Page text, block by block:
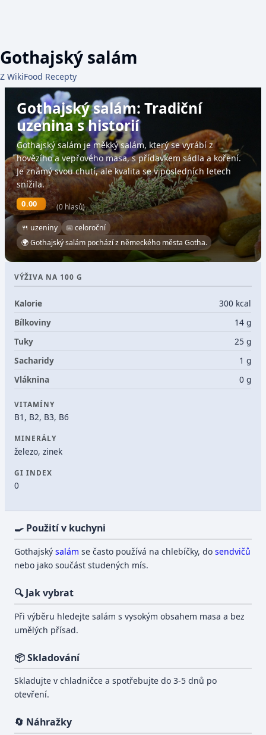
Gothajský salám
Z WikiFood Recepty
Gothajský salám: Tradiční
uzenina s historií
Gothajský salám je měkký salám, který se vyrábí z
hovězího a vepřového masa, s přídavkem sádla a koření.
Je známý svou chutí, ale kvalita se v posledních letech
snížila.
0.00 (0 hlasů)
🍴 uzeniny
📅 celoroční
🌍 Gothajský salám pochází z německého města Gotha.
VÝŽIVA NA 100 G
Kalorie
300 kcal
Bílkoviny
14 g
Tuky
25 g
Sacharidy
1 g
Vláknina
0 g
VITAMÍNY
B1, B2, B3, B6
MINERÁLY
železo, zinek
GI INDEX
0
🍳 Použití v kuchyni
Gothajskýsalám se často používá na chlebíčky, dosendvičů
nebo jako součást studených mís.
🔍 Jak vybrat
Při výběru hledejte salám s vysokým obsahem masa a bez
umělých přísad.
📦 Skladování
Skladujte v chladničce a spotřebujte do 3-5 dnů po
otevření.
🔄 Náhražky